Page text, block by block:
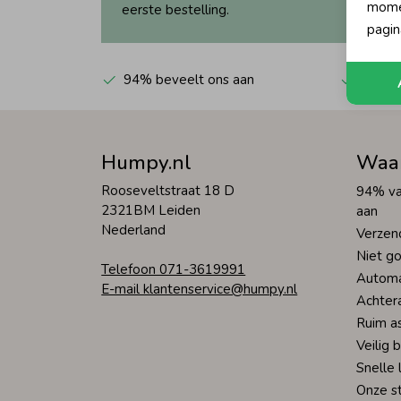
eerste bestelling.
94% beveelt ons aan
Humpy.nl
Rooseveltstraat 18 D
2321BM Leiden
Nederland
Telefoon 071-3619991
E-mail klantenservice@humpy.nl
94%
aan
Niet
Ruim
Veilig
Snelle
Onze